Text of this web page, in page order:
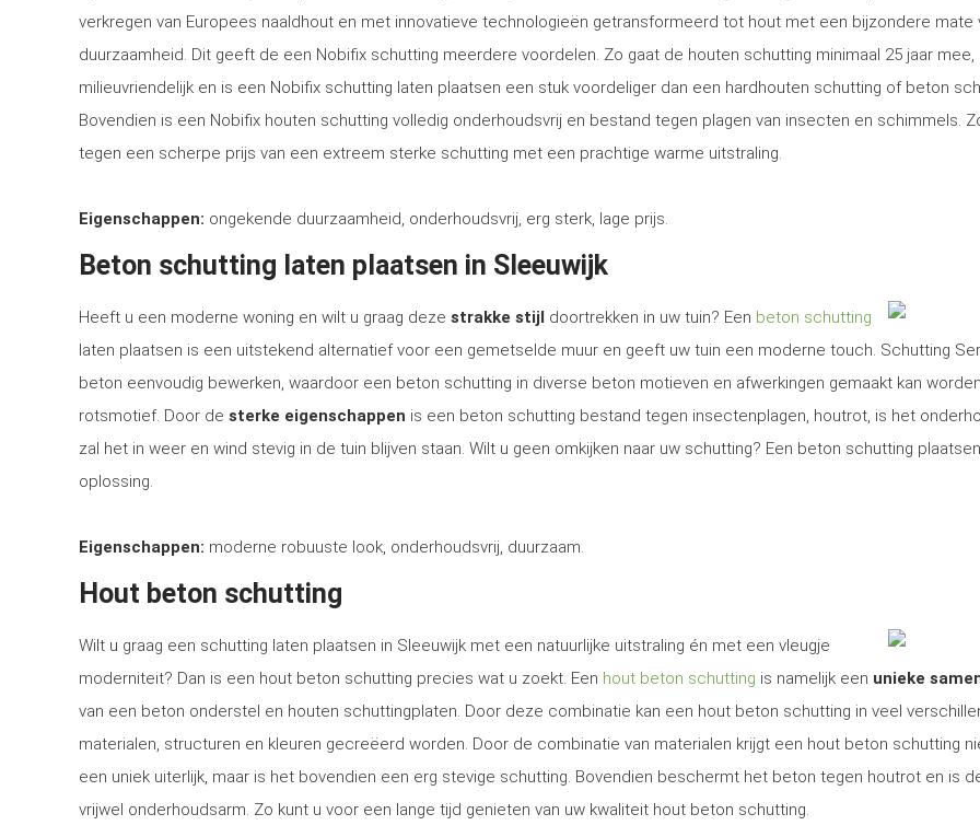
verkregen van Europees naaldhout en met innovatieve technologieën getransformeerd tot hout met een bijzondere mate
duurzaamheid. Dit geeft de een Nobifix schutting meerdere voordelen. Zo gaat de houten schutting minimaal 25 jaar mee,
milieuvriendelijk en is een Nobifix schutting laten plaatsen een stuk voordeliger dan een hardhouten schutting of beton
Bovendien is een Nobifix houten schutting volledig onderhoudsvrij en bestand tegen plagen van insecten en schimmels.
tegen een scherpe prijs van een extreem sterke schutting met een prachtige warme uitstraling.
Eigenschappen: ongekende duurzaamheid, onderhoudsvrij, erg sterk, lage prijs.
Beton schutting laten plaatsen in Sleeuwijk
Heeft u een moderne woning en wilt u graag deze strakke stijl doortrekken in uw tuin? Een beton schutting
laten plaatsen is een uitstekend alternatief voor een gemetselde muur en geeft uw tuin een moderne touch. Schutting
beton eenvoudig bewerken, waardoor een beton schutting in diverse beton motieven en afwerkingen gemaakt kan
rotsmotief. Door de sterke eigenschappen is een beton schutting bestand tegen insectenplagen, houtrot, is het
zal het in weer en wind stevig in de tuin blijven staan. Wilt u geen omkijken naar uw schutting? Een beton schutting
oplossing.
Eigenschappen: moderne robuuste look, onderhoudsvrij, duurzaam.
Hout beton schutting
Wilt u graag een schutting laten plaatsen in Sleeuwijk met een natuurlijke uitstraling én met een vleugje
moderniteit? Dan is een hout beton schutting precies wat u zoekt. Een hout beton schutting is namelijk een unieke
van een beton onderstel en houten schuttingplaten. Door deze combinatie kan een hout beton schutting in veel
materialen, structuren en kleuren gecreëerd worden. Door de combinatie van materialen krijgt een hout beton schutting
een uniek uiterlijk, maar is het bovendien een erg stevige schutting. Bovendien beschermt het beton tegen houtrot en is
vrijwel onderhoudsarm. Zo kunt u voor een lange tijd genieten van uw kwaliteit hout beton schutting.